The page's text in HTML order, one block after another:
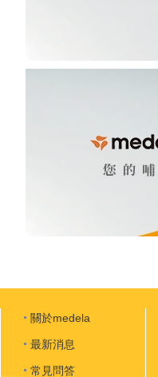
關於medela
最新消息
常見問答